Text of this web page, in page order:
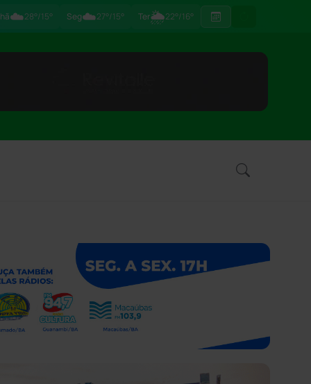
☁️28°/15° Seg☁️27°/15° Ter🌦22°/16°